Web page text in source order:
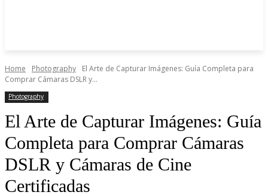
Home Photography
El Arte de Capturar Imágenes: Guía Completa para
Comprar Cámaras DSLR y...
Photography
El Arte de Capturar Imágenes: Guía
Completa para Comprar Cámaras
DSLR y Cámaras de Cine
Certificadas